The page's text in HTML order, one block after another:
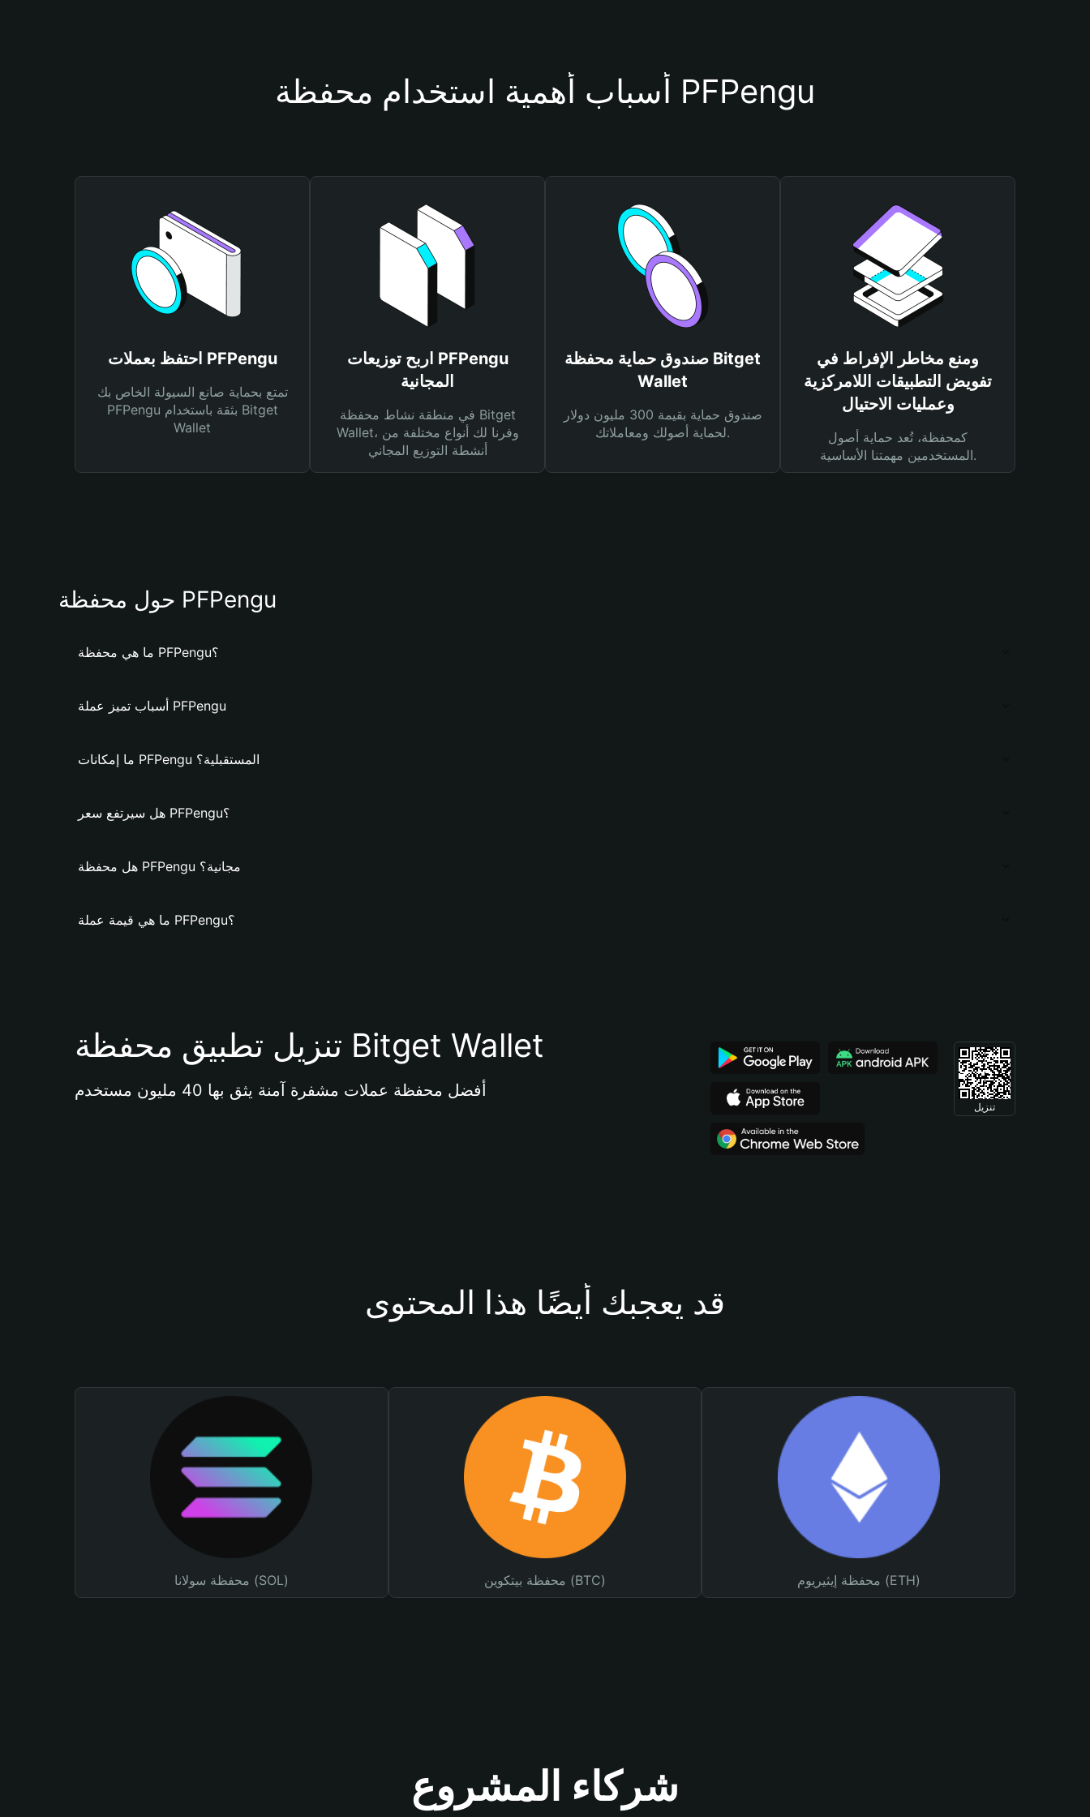
أسباب أهمية استخدام محفظة PFPengu
احتفظ بعملات PFPengu
تمتع بحماية صانع السيولة الخاص بك
PFPengu بثقة باستخدام Bitget
Wallet
اربح توزيعات PFPengu
المجانية
في منطقة نشاط محفظة Bitget
Wallet، وفرنا لك أنواع مختلفة من
أنشطة التوزيع المجاني
صندوق حماية محفظة Bitget
Wallet
صندوق حماية بقيمة 300 مليون دولار
لحماية أصولك ومعاملاتك.
ومنع مخاطر الإفراط في
تفويض التطبيقات اللامركزية
وعمليات الاحتيال
كمحفظة، تُعد حماية أصول
المستخدمين مهمتنا الأساسية.
حول محفظة PFPengu
ما هي محفظة PFPengu؟
أسباب تميز عملة PFPengu
ما إمكانات PFPengu المستقبلية؟
هل سيرتفع سعر PFPengu؟
هل محفظة PFPengu مجانية؟
ما هي قيمة عملة PFPengu؟
تنزيل تطبيق محفظة Bitget Wallet
أفضل محفظة عملات مشفرة آمنة يثق بها 40 مليون مستخدم
تنزيل
قد يعجبك أيضًا هذا المحتوى
محفظة سولانا (SOL) محفظة بيتكوين (BTC) محفظة إيثيريوم (ETH)
شركاء المشروع